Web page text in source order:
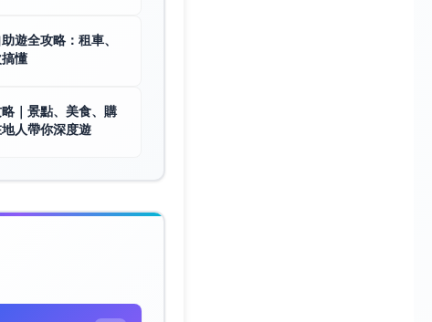
遊全攻略：租車、
懂
｜景點、美食、購
人帶你深度遊